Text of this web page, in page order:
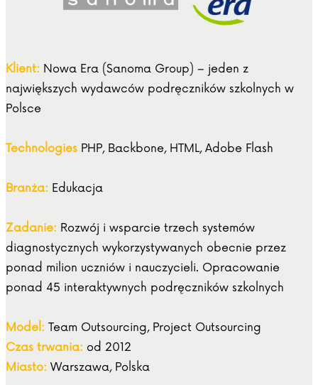
Klient: Nowa Era (Sanoma Group) – jeden z
największych wydawców podręczników szkolnych w
Polsce
Technologies PHP, Backbone, HTML, Adobe Flash
Branża: Edukacja
Zadanie: Rozwój i wsparcie trzech systemów
diagnostycznych wykorzystywanych obecnie przez
ponad milion uczniów i nauczycieli. Opracowanie
ponad 45 interaktywnych podręczników szkolnych
Model: Team Outsourcing, Project Outsourcing
Czas trwania: od 2012
Miasto: Warszawa, Polska